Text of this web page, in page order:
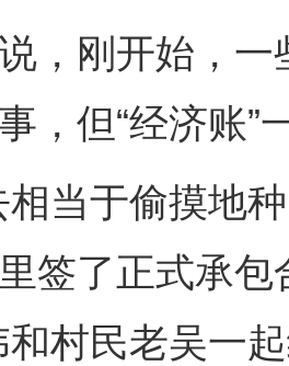
刚开始，一
，但“经济账
于偷摸地种
签了正式承
和村民老吴一